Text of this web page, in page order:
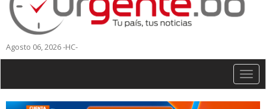
Agosto 06, 2026 -HC-